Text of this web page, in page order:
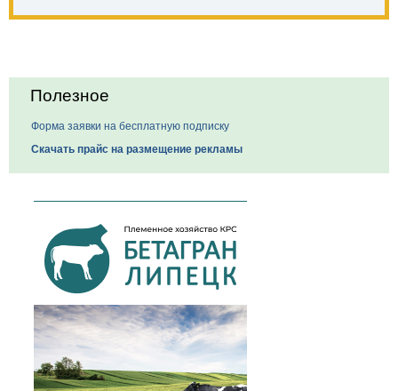
Полезное
Форма заявки на бесплатную подписку
Скачать прайс на размещение рекламы